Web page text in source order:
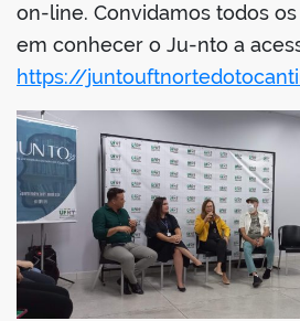
on-line. Convidamos todos
em conhecer o Ju-nto a
https://